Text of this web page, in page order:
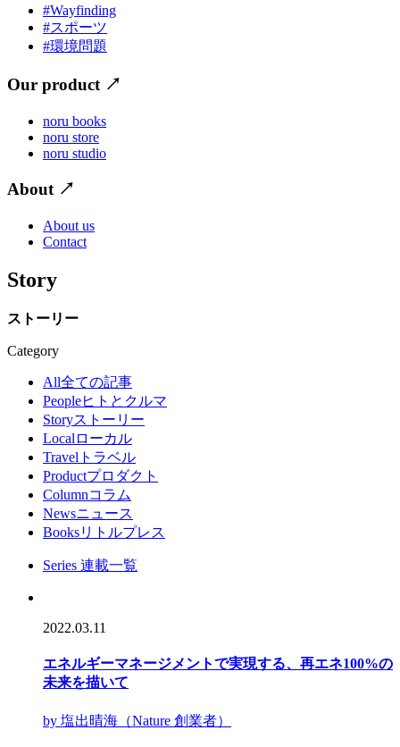
#Wayfinding
#スポーツ
#環境問題
Our product ↗
noru books
noru store
noru studio
About ↗
About us
Contact
Story
ストーリー
Category
All全ての記事
Peopleヒトとクルマ
Storyストーリー
Local ローカル
Travel トラベル
Productプロダクト
Columnコラム
Newsニュース
Booksリトルプレス
Series 連載一覧
2022.03.11
エネルギーマネージメントで実現する、再エネ100%の
未来を描いて
by 塩出晴海（Nature 創業者）